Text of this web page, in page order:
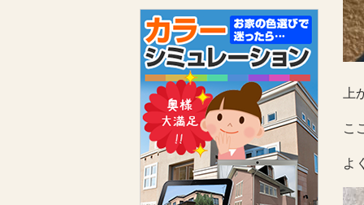
上
こ
よ